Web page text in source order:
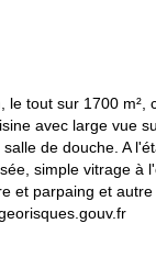
tout sur 1700 m²,
avec large vue
de douche. A
simple vitrage à
et parpaing et